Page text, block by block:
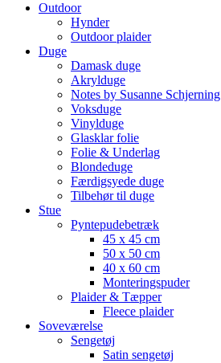
Outdoor
Hynder
Outdoor plaider
Duge
Damask duge
Akrylduge
Notes by Susanne Schjerning
Voksduge
Vinylduge
Glasklar folie
Folie & Underlag
Blondeduge
Færdigsyede duge
Tilbehør til duge
Stue
Pyntepudebetræk
45 x 45 cm
50 x 50 cm
40 x 60 cm
Monteringspuder
Plaider & Tæpper
Fleece plaider
Soveværelse
Sengetøj
Satin sengetøj